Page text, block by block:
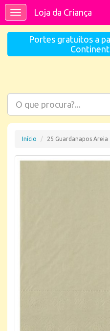
ToggleLoja da Criança
Portes gratuitos a
Início 25 Guardanapos Areia